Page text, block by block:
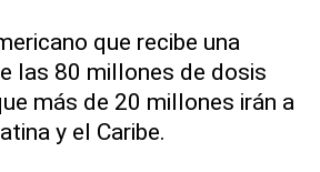
que recibe una
las 80 millones de dosis
más de 20 millones irán a
y el Caribe.